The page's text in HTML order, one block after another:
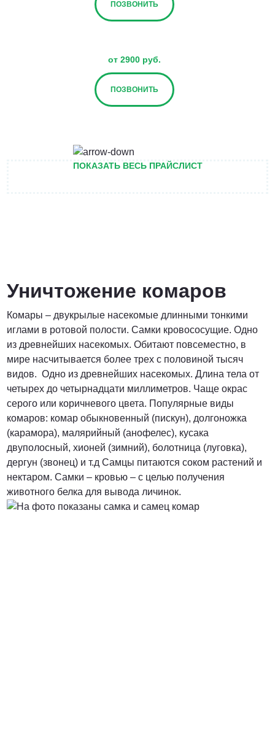
ПОЗВОНИТЬ
от 2900 руб.
ПОЗВОНИТЬ
от 5900 руб.
ПОЗВОНИТЬ
от 6900 руб.
ПОЗВОНИТЬ
ПОКАЗАТЬ ВЕСЬ ПРАЙСЛИСТ
Уничтожение комаров
Комары – двукрылые насекомые длинными тонкими
иглами в ротовой полости. Самки кровососущие. Одно
из древнейших насекомых. Обитают повсеместно, в
мире насчитывается более трех с половиной тысяч
видов. Одно из древнейших насекомых. Длина тела от
четырех до четырнадцати миллиметров. Чаще окрас
серого или коричневого цвета. Популярные виды
комаров: комар обыкновенный (пискун), долгоножка
(карамора), малярийный (анофелес), кусака
двуполосный, хионей (зимний), болотница (луговка),
дергун (звонец) и т.д Самцы питаются соком растений и
нектаром. Самки – кровью – с целью получения
животного белка для вывода личинок.